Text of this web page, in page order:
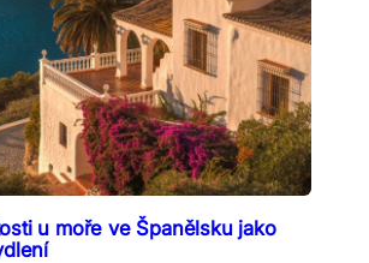
u moře ve Španělsku jako